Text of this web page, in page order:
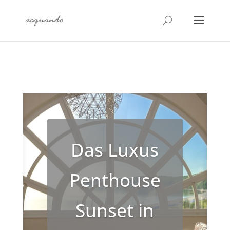
Das Luxus
Penthouse
Sunset in